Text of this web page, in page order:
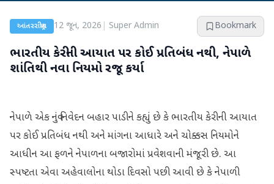
આંતરરાષ્ટ્રીય 12 જૂન, 2026 Super Admin Bookmark
ભારતીય કેરીની આયાત પર કોઈ પ્રતિબંધ નથી, નેપાળે
શાંતિથી નવા નિયમો રજૂ કર્યા
નેપાળે એક નવું નિવેદન બહાર પાડીને કહ્યું છે કે ભારતીય કેરીની આયાત
પર કોઈ પ્રતિબંધ નથી અને માંગના આધારે અને ચોક્કસ નિયમોને
આધીન આ ફળને નેપાળના બજારોમાં પ્રવેશવાની મંજૂરી છે. આ
સ્પષ્ટતા એવા અહેવાલોના થોડા દિવસો પછી આવી છે કે નેપાળી